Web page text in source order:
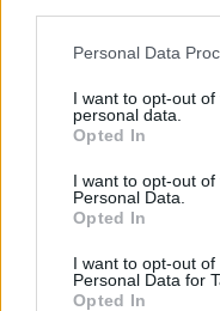
Please note that this
not limited to your visit
grant or deny consent
use your data for
consent section.
Personal Data
I want to opt-out
personal data.
Opted In
I want to opt-out
Personal Data.
Opted In
I want to opt-out
Personal Data for
Opted In
Blog
2010. április 28.
Nyertem a
ft-ot. 6-os lottón volt
kishíján 5-ösöm!
volt odébb (11
basszameg. Pedig
Cseresznyejáték zrt